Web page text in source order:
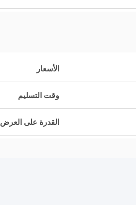
الأسعار
وقت التسليم
القدرة على العرض